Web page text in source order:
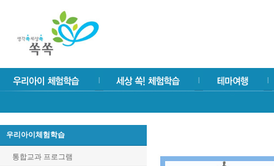
우리아이체험학습
통합교과 프로그램